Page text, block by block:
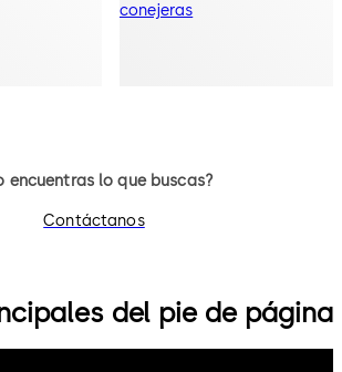
conejeras
encuentras lo que buscas?
Contáctanos
del pie de página